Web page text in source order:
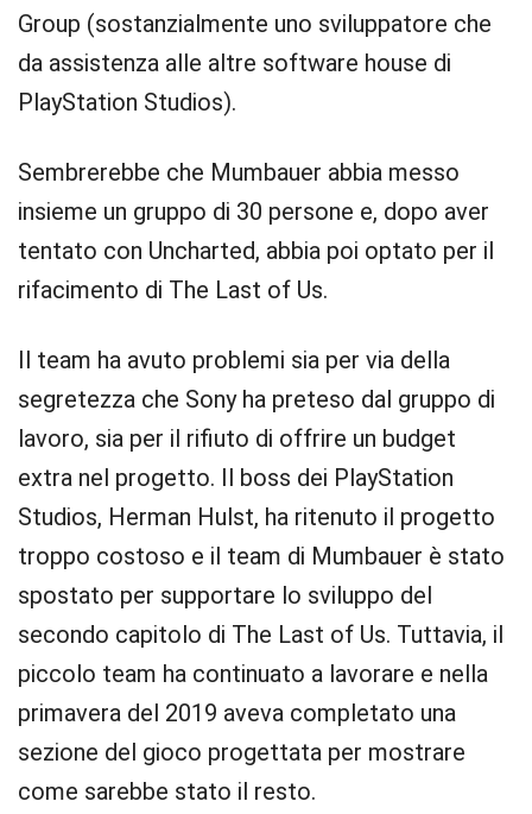
Group (sostanzialmente uno sviluppatore che
da assistenza alle altre software house di
PlayStation Studios).
Sembrerebbe che Mumbauer abbia messo
insieme un gruppo di 30 persone e, dopo aver
tentato con Uncharted, abbia poi optato per il
rifacimento di The Last of Us.
Il team ha avuto problemi sia per via della
segretezza che Sony ha preteso dal gruppo di
lavoro, sia per il rifiuto di offrire un budget
extra nel progetto. Il boss dei PlayStation
Studios, Herman Hulst, ha ritenuto il progetto
troppo costoso e il team di Mumbauer è stato
spostato per supportare lo sviluppo del
secondo capitolo di The Last of Us. Tuttavia, il
piccolo team ha continuato a lavorare e nella
primavera del 2019 aveva completato una
sezione del gioco progettata per mostrare
come sarebbe stato il resto.